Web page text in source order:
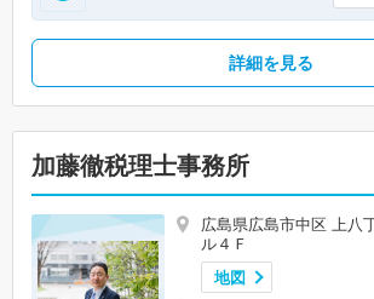
詳細を見る
加藤徹税理士事務所
広島県広島市中区 上八
ル４Ｆ
地図